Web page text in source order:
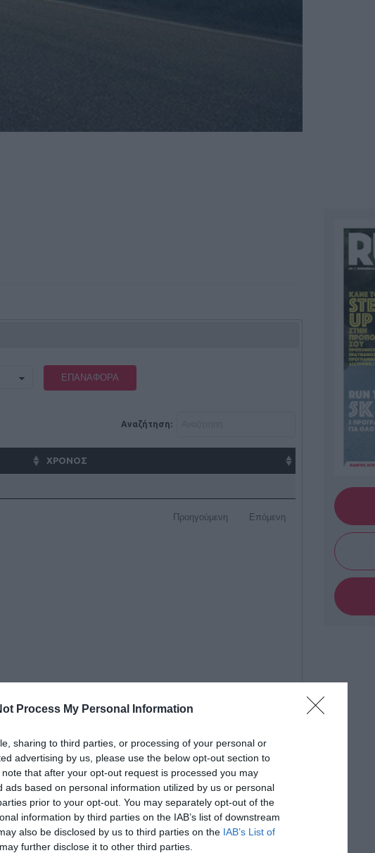
Process My Personal Information
sharing to third parties, or processing of your personal or
advertising by us, please use the below opt-out section to
that after your opt-out request is processed you may
ads based on personal information utilized by us or personal
prior to your opt-out. You may separately opt-out of the
information by third parties on the IAB’s list of downstream
also be disclosed by us to third parties on the IAB’s List of
further disclose it to other third parties.
ΕΠΑΝΑΦΟΡΆ
Αναζήτηση:
ΧΡΟΝΟΣ
Προηγούμενη Επόμενη